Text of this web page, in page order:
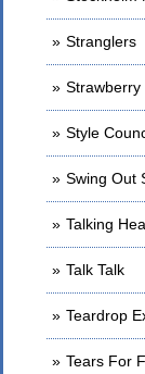
Stranglers
Strawberry
Style
Swing Out
Talking
Talk Talk
Teardrop
Tears For